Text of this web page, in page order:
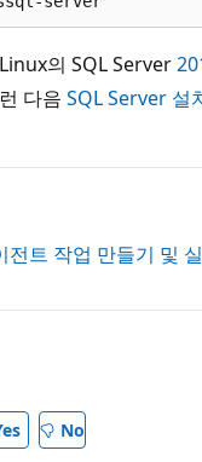
의 SQL Server
다음 SQL Server 설
트 작업 만들기 및
No